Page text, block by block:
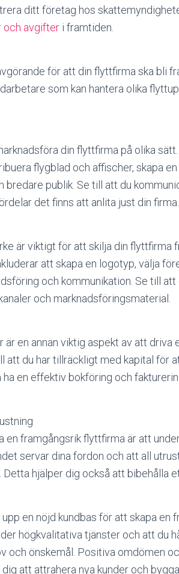
ditt företag hos
och avgifter i framtiden.
för att din flyttfirma ska bli
som kan hantera olika
din flyttfirma på olika
flygblad och affischer, skapa
bredare publik. Se till att du
det finns att anlita just din firma.
är viktigt för att skilja din flyttfirma
att skapa en logotyp, välja
och kommunikation. Se till
och marknadsföringsmaterial.
en annan viktig aspekt av att driva
att du har tillräckligt med kapital för
ha en effektiv bokföring och
en framgångsrik flyttfirma är att
servar dina fordon och att all
Detta hjälper dig också att bibehålla
en nöjd kundbas för att skapa en
högkvalitativa tjänster och att du
och önskemål. Positiva omdömen
att attrahera nya kunder och